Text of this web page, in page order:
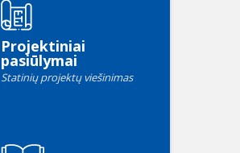
Projektiniai
pasiūlymai
Statinių projektų viešinimas